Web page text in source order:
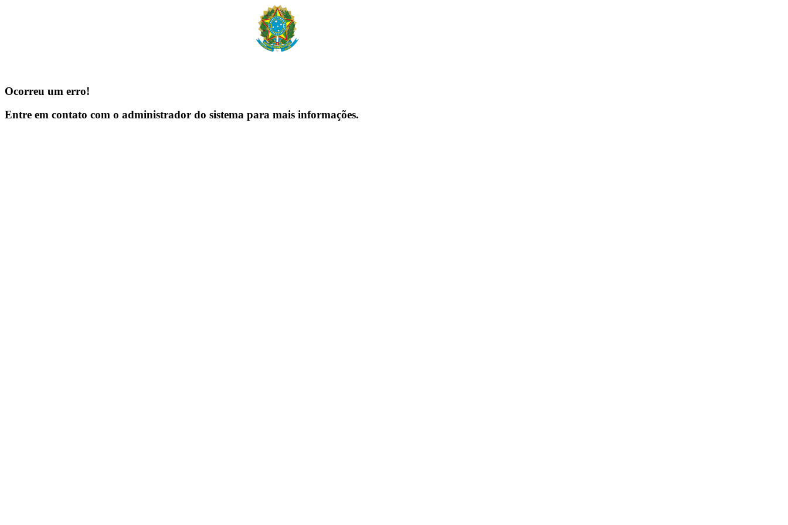
Ocorreu um erro!
Entre em contato com o administrador do sistema para mais informações.